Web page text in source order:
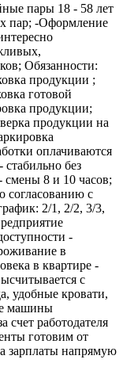
пары 18 - 58 лет
пар; -Оформление
Обязанности:
продукции ;
готовой
продукции;
продукции на
оплачиваются
без
смены 8 и 10 часов;
согласованию с
2/1, 2/2, 3/3,
-
в
в квартире -
с
удобные кровати,
машины
работодателя
готовим от
зарплаты напрямую